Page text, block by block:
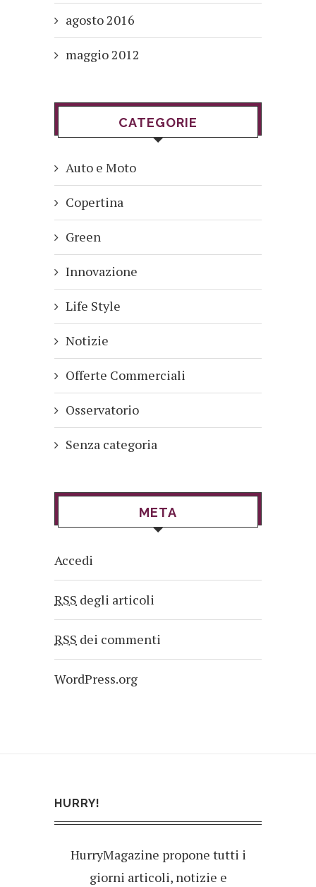
agosto 2016
maggio 2012
CATEGORIE
Auto e Moto
Copertina
Green
Innovazione
Life Style
Notizie
Offerte Commerciali
Osservatorio
Senza categoria
META
Accedi
RSS degli articoli
RSS dei commenti
WordPress.org
HURRY!
HurryMagazine propone tutti i
giorni articoli, notizie e